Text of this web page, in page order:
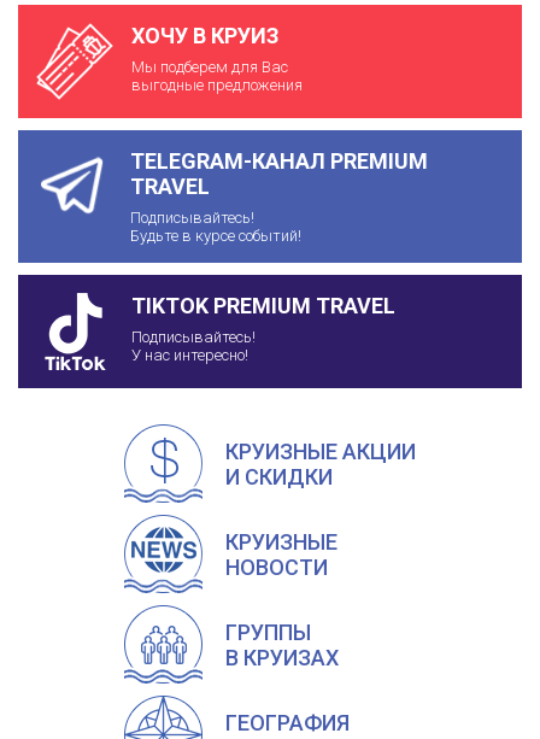
ХОЧУ В КРУИЗ
Мы подберем для Вас
выгодные предложения
TELEGRAM-КАНАЛ PREMIUM
TRAVEL
Подписывайтесь!
Будьте в курсе событий!
TIKTOK PREMIUM TRAVEL
Подписывайтесь!
У нас интересно!
КРУИЗНЫЕ АКЦИИ
И СКИДКИ
КРУИЗНЫЕ
НОВОСТИ
ГРУППЫ
В КРУИЗАХ
ГЕОГРАФИЯ